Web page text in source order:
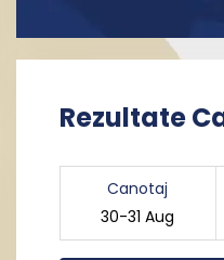
Rezultate
Canotaj
30-31 Aug